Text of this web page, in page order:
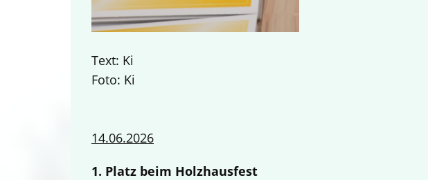
Text: Ki
Foto: Ki
14.06.2026
1. Platz beim Holzhausfest